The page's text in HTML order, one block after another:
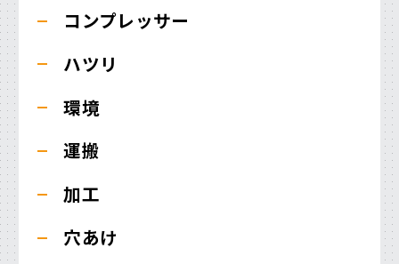
コンプレッサー
ハツリ
環境
運搬
加工
穴あけ